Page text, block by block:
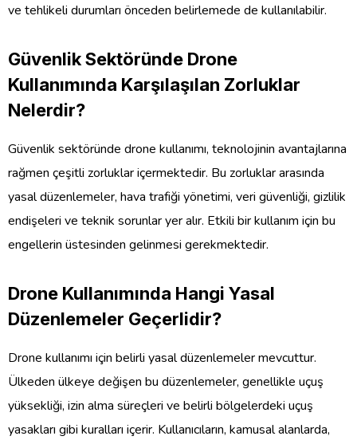
ve tehlikeli durumları önceden belirlemede de kullanılabilir.
Güvenlik Sektöründe Drone
Kullanımında Karşılaşılan Zorluklar
Nelerdir?
Güvenlik sektöründe drone kullanımı, teknolojinin avantajlarına
rağmen çeşitli zorluklar içermektedir. Bu zorluklar arasında
yasal düzenlemeler, hava trafiği yönetimi, veri güvenliği, gizlilik
endişeleri ve teknik sorunlar yer alır. Etkili bir kullanım için bu
engellerin üstesinden gelinmesi gerekmektedir.
Drone Kullanımında Hangi Yasal
Düzenlemeler Geçerlidir?
Drone kullanımı için belirli yasal düzenlemeler mevcuttur.
Ülkeden ülkeye değişen bu düzenlemeler, genellikle uçuş
yüksekliği, izin alma süreçleri ve belirli bölgelerdeki uçuş
yasakları gibi kuralları içerir. Kullanıcıların, kamusal alanlarda,